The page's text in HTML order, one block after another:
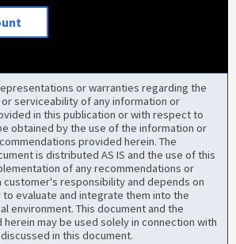
or warranties regarding the
serviceability of any information or
in this publication or with respect to
obtained by the use of the information or
provided herein. The
is distributed AS IS and the use of this
of any recommendations or
customer's responsibility and depends on
evaluate and integrate them into the
environment. This document and the
may be used solely in connection with
in this document.